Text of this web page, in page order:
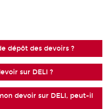
dépôt des devoirs ?
sur DELI ?
devoir sur DELI, peut-il